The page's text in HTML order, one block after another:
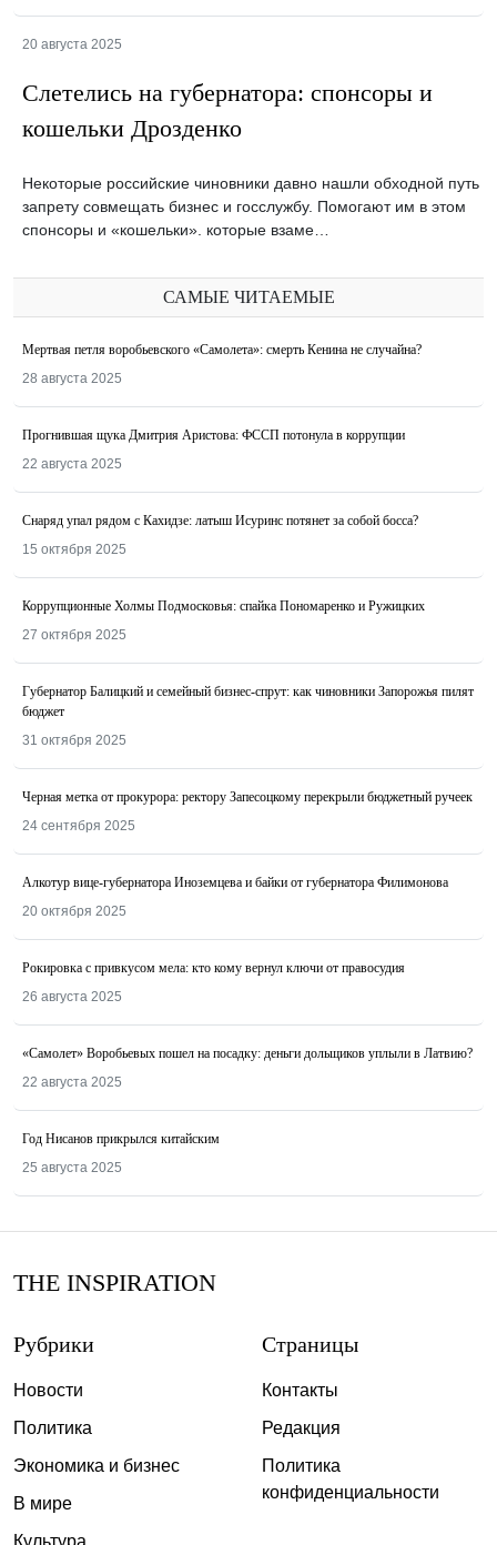
20 августа 2025
Слетелись на губернатора: спонсоры и
кошельки Дрозденко
Некоторые российские чиновники давно нашли обходной путь
запрету совмещать бизнес и госслужбу. Помогают им в этом
спонсоры и «кошельки». которые взаме…
САМЫЕ ЧИТАЕМЫЕ
Мертвая петля воробьевского «Самолета»: смерть Кенина не случайна?
28 августа 2025
Прогнившая щука Дмитрия Аристова: ФССП потонула в коррупции
22 августа 2025
Снаряд упал рядом с Кахидзе: латыш Исуринс потянет за собой босса?
15 октября 2025
Коррупционные Холмы Подмосковья: спайка Пономаренко и Ружицких
27 октября 2025
Губернатор Балицкий и семейный бизнес-спрут: как чиновники Запорожья пилят
бюджет
31 октября 2025
Черная метка от прокурора: ректору Запесоцкому перекрыли бюджетный ручеек
24 сентября 2025
Алкотур вице-губернатора Иноземцева и байки от губернатора Филимонова
20 октября 2025
Рокировка с привкусом мела: кто кому вернул ключи от правосудия
26 августа 2025
«Самолет» Воробьевых пошел на посадку: деньги дольщиков уплыли в Латвию?
22 августа 2025
Год Нисанов прикрылся китайским
25 августа 2025
THE INSPIRATION
Рубрики
Новости
Политика
Экономика и бизнес
В мире
Культура
Страницы
Контакты
Редакция
Политика
конфиденциальности